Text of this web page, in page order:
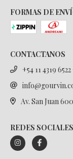
FORMAS DE
CONTACTANOS
+54 11 4319
Av. San Juan
REDES SOCIALES